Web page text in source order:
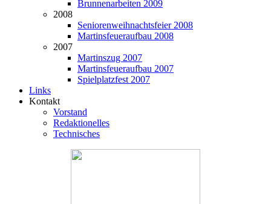
Brunnenarbeiten 2009
2008
Seniorenweihnachtsfeier 2008
Martinsfeueraufbau 2008
2007
Martinszug 2007
Martinsfeueraufbau 2007
Spielplatzfest 2007
Links
Kontakt
Vorstand
Redaktionelles
Technisches